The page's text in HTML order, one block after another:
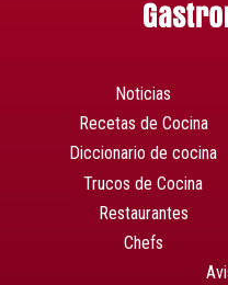
Noticias
Recetas de Cocina
Diccionario de cocina
Trucos de Cocina
Restaurantes
Chefs